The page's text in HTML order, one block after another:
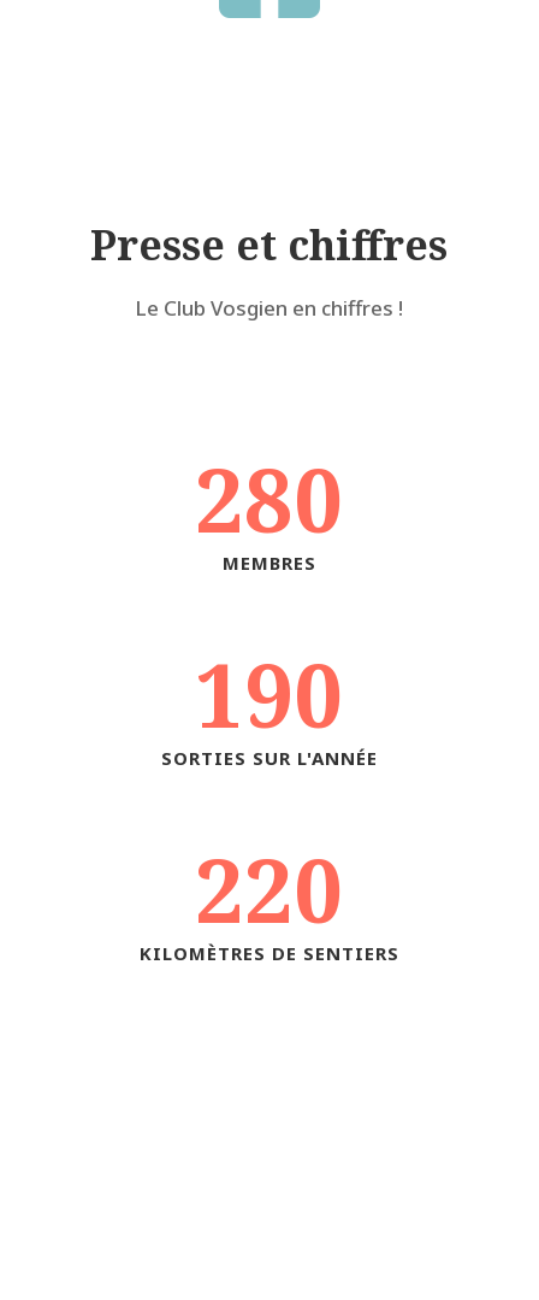
Presse et chiffres
Le Club Vosgien en chiffres !
280
MEMBRES
190
SORTIES SUR L'ANNÉE
220
KILOMÈTRES DE SENTIERS